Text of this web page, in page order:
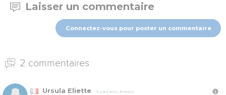
Laisser un commentaire
Connectez-vous pour poster un commentaire
2 commentaires
Ursula Eliette Il y a 5 ans, 9 mois